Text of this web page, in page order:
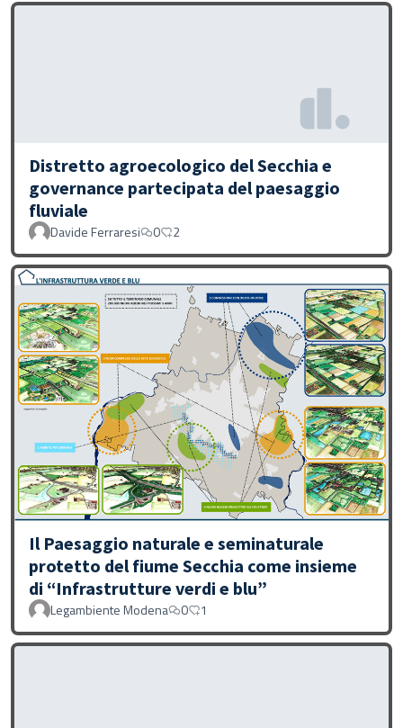
Distretto agroecologico del Secchia e
governance partecipata del paesaggio
fluviale
Davide Ferraresi 0 2
Il Paesaggio naturale e seminaturale
protetto del fiume Secchia come insieme
di “Infrastrutture verdi e blu”
Legambiente Modena 0 1